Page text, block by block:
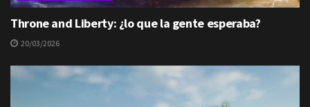
Throne and Liberty: ¿lo que la gente esperaba?
20/03/2026